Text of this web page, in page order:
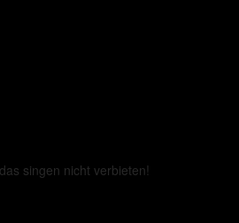
singen nicht verbieten!